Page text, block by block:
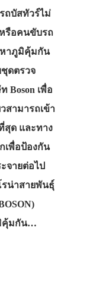
ถบัสทัวร์ไม่
รือคนขับรถ
หาภูมิคุ้มกัน
ดตรวจ
Boson เพื่อ
สามารถเข้า
สุด และทาง
เพื่อป้องกัน
จายต่อไป
น่าสายพันธุ์
คุ้มกัน…